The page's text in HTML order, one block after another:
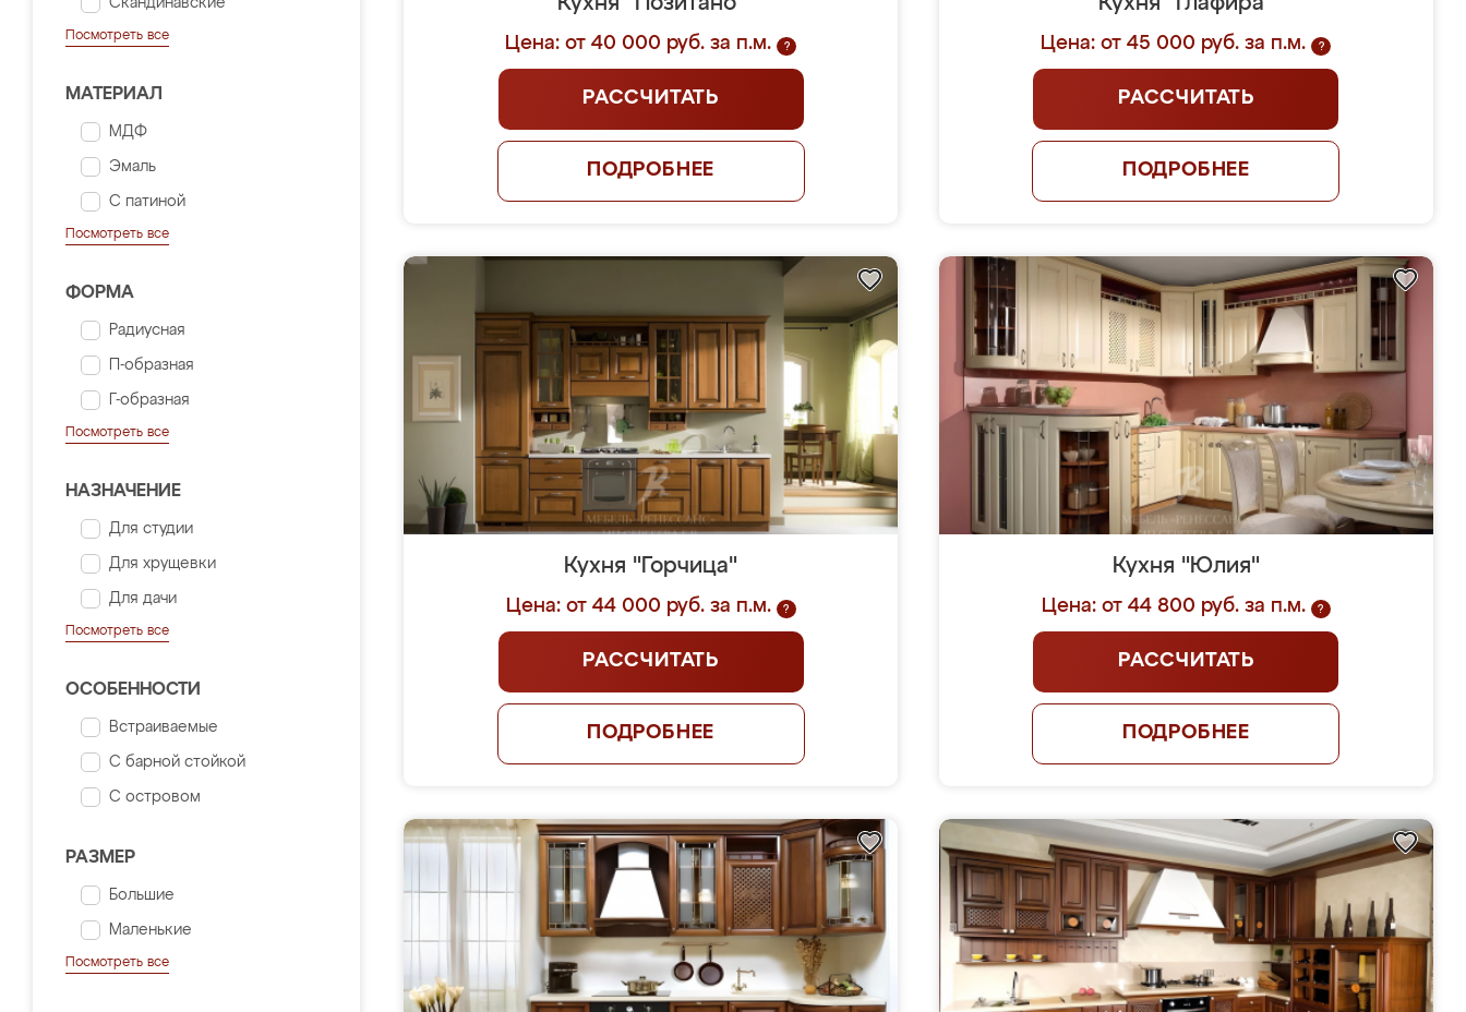
Скандинавские
Посмотреть все
МАТЕРИАЛ
МДФ
Эмаль
С патиной
Посмотреть все
ФОРМА
Радиусная
П-образная
Г-образная
Посмотреть все
НАЗНАЧЕНИЕ
Для студии
Для хрущевки
Для дачи
Посмотреть все
ОСОБЕННОСТИ
Встраиваемые
С барной стойкой
С островом
РАЗМЕР
Большие
Маленькие
Посмотреть все
Цена: от 40 000 руб. за п.м. ?
РАССЧИТАТЬ
ПОДРОБНЕЕ
Цена: от 45 000 руб. за п.м. ?
РАССЧИТАТЬ
ПОДРОБНЕЕ
Кухня "Горчица"
Цена: от 44 000 руб. за п.м. ?
РАССЧИТАТЬ
ПОДРОБНЕЕ
Кухня "Юлия"
Цена: от 44 800 руб. за п.м. ?
РАССЧИТАТЬ
ПОДРОБНЕЕ